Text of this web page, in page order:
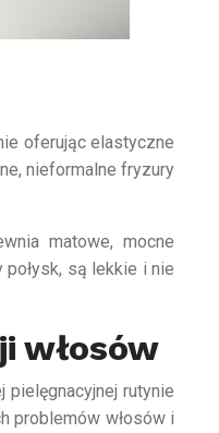
oferując elastyczne
nieformalne fryzury
matowe, mocne
połysk, są lekkie i nie
włosów
rutynie
problemów włosów i